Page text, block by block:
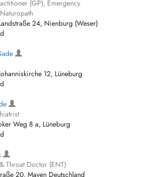
(GP), Emergency
24, Nienburg (Weser)
12, Lüneburg
Weg 8 a, Lüneburg
Throat Doctor (ENT)
20, Mayen Deutschland